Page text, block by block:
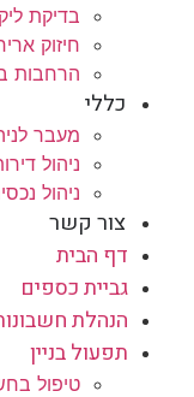
בדיקת
חיזוק
הרחבות
כללי
מעבר
ניהול
ניהול
צור קשר
דף הבית
גביית כספים
הנהלת חשבונות
תפעול בניין
טיפול